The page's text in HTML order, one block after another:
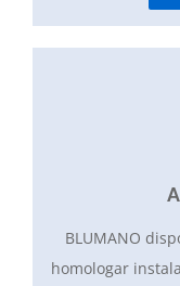
BLUMANO
homologar